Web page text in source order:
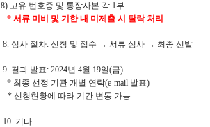
8) 고유 번호증 및 통장사본 각 1부.
* 서류 미비 및 기한 내 미제출 시 탈락 처리
8. 심사 절차: 신청 및 접수 → 서류 심사 → 최종 선발
9. 결과 발표: 2024년 4월 19일(금)
* 최종 선정 기관 개별 연락(e-mail 발표)
* 신청현황에 따라 기간 변동 가능
10. 기타